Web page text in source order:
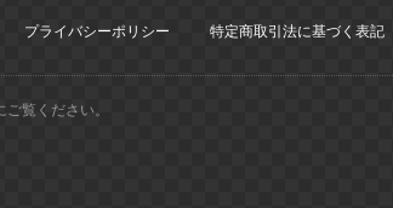
プライバシーポリシー 特定商取引法に基づく表記
覧ください。